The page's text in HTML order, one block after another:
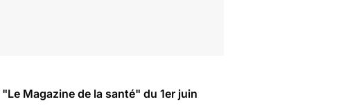
Magazine de la santé" du 1er juin